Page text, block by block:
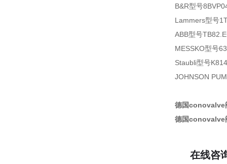
B&R型号
Lammers型号
ABB型号
MESSKO型号
Staubli型号
JOHNSON
德国conovalve
德国conovalve
在线咨